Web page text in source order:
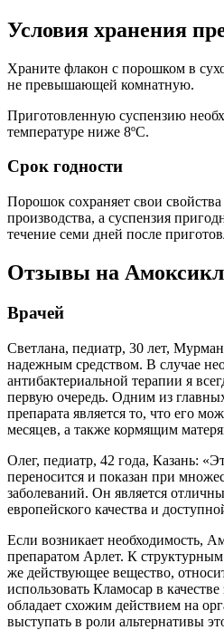
Условия хранения
Храните флакон с порошком в
не превышающей комнатную.
Приготовленную суспензию
температуре ниже 8ºС.
Срок годности
Порошок сохраняет свои
производства, а суспензия
течение семи дней после
Отзывы на
Врачей
Светлана, педиатр, 30 лет,
надежным средством. В случае
антибактериальной терапии я
первую очередь. Одним из
препарата является то, что его
месяцев, а также кормящим
Олег, педиатр, 42 года, Казань:
переносится и показан при
заболеваний. Он является
европейского качества и
Если возникает необходимость,
препаратом Арлет. К
же действующее вещество,
использовать Кламосар в
обладает схожим действием на
выступать в роли альтернативы